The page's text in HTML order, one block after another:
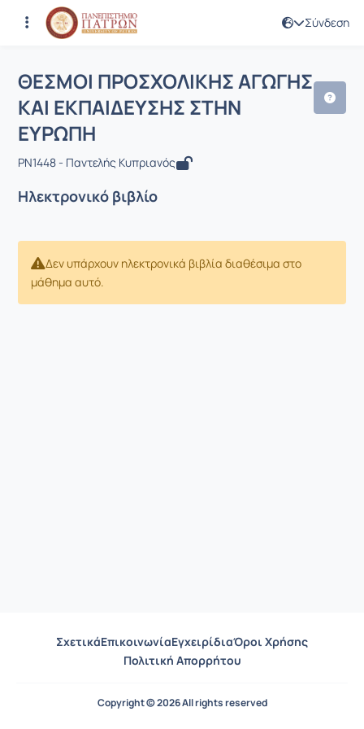
Σύνδεση
Μάθημα : ΘΕΣΜΟΙ ΠΡΟΣΧΟΛΙΚΗΣ
Κωδικός : PN1448
ΘΕΣΜΟΙ ΠΡΟΣΧΟΛΙΚΗΣ ΑΓΩΓΗΣ
ΚΑΙ ΕΚΠΑΙΔΕΥΣΗΣ ΣΤΗΝ
ΕΥΡΩΠΗ
PN1448 - Παντελής Κυπριανός
Ηλεκτρονικό βιβλίο
Δεν υπάρχουν ηλεκτρονικά βιβλία διαθέσιμα στο
μάθημα αυτό.
ΣχετικάΕπικοινωνίαΕγχειρίδιαΌροι Χρήσης
Πολιτική Απορρήτου
Copyright © 2026 All rights reserved